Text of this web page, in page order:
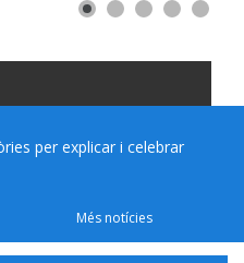
per explicar i celebrar
Més notícies